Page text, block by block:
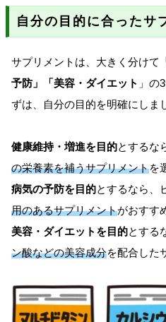
自分の目的に合ったサ
サプリメントは、大きく分けて
予防」「美容・ダイエット 」の
ずは、自分の目的を明確にしま
健康維持・増進を目的とするな
の栄養素を補うサプリメントを
病気の予防を目的とするなら、
用のあるサプリメントがおすす
美容・ダイエットを目的とする
ン酸などの美容成分を配合した